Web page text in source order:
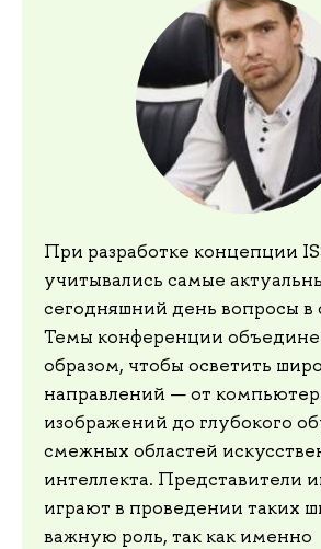
При разработке концепции
учитывались самые
сегодняшний день вопросы
Темы конференции
образом, чтобы осветить
направлений — от
изображений до глубокого
смежных областей
интеллекта. Представители
играют в проведении таких
важную роль, так как именно